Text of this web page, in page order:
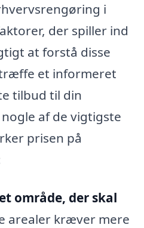
i
der spiller ind
at forstå disse
et informeret
tilbud til din
af de vigtigste
prisen på
område, der skal
arealer kræver mere